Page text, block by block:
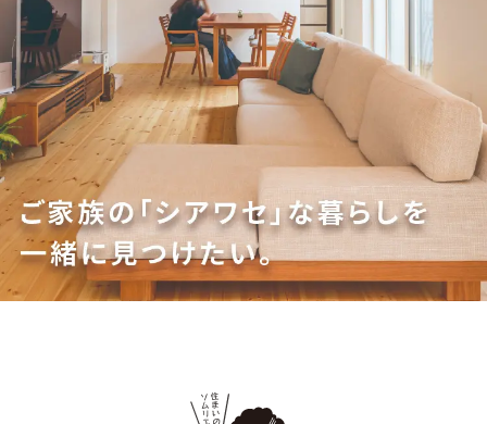
お客様の声
VOICE
商品ラインナップ +
スタッフ紹介
オーナーズクララブ
住まいのコラム